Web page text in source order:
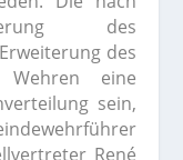
des
des
eine
sein,
René